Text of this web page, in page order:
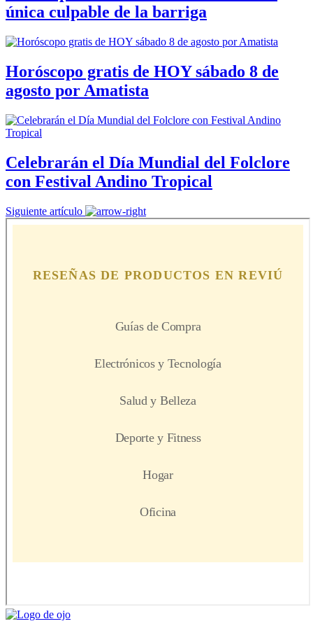
única culpable de la barriga
Horóscopo gratis de HOY sábado 8 de
agosto por Amatista
Celebrarán el Día Mundial del Folclore
con Festival Andino Tropical
Siguiente artículo